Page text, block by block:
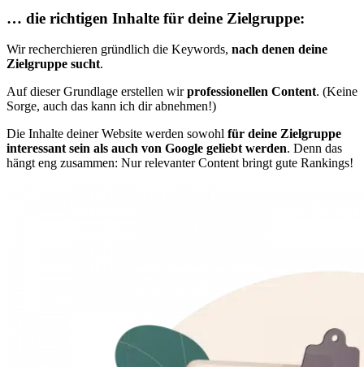
… die richtigen Inhalte für deine Zielgruppe:
Wir recherchieren gründlich die Keywords, nach denen deine
Zielgruppe sucht.
Auf dieser Grundlage erstellen wirprofessionellen Content. (Keine
Sorge, auch das kann ich dir abnehmen!)
Die Inhalte deiner Website werden sowohl für deine Zielgruppe
interessant sein als auch von Google geliebt werden. Denn das
hängt eng zusammen: Nur relevanter Content bringt gute Rankings!